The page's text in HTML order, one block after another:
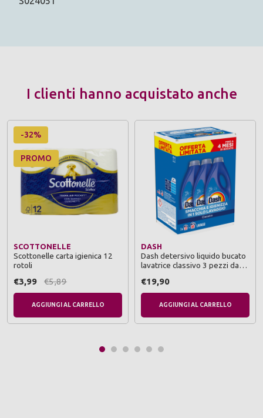
I clienti hanno acquistato anche
-32%
PROMO
SCOTTONELLE
Scottonelle carta igienica 12
rotoli
€3,99 €5,89
AGGIUNGI AL CARRELLO
DASH
Dash detersivo liquido bucato
lavatrice classivo 3 pezzi da
€19,90
AGGIUNGI AL CARRELLO